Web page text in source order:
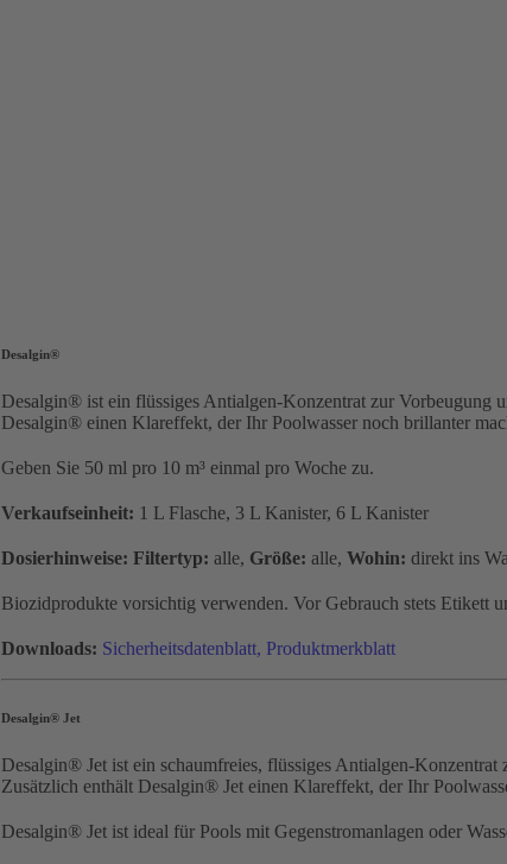
Desalgin®
Desalgin® ist ein flüssiges Antialgen-Konzentrat zur Vorbeugung
Desalgin® einen Klareffekt, der Ihr Poolwasser noch brillanter
Geben Sie 50 ml pro 10 m³ einmal pro Woche zu.
Verkaufseinheit: 1 L Flasche, 3 L Kanister, 6 L Kanister
Dosierhinweise: Filtertyp: alle, Größe: alle, Wohin: direkt ins
Biozidprodukte vorsichtig verwenden. Vor Gebrauch stets Etikett
Downloads: Sicherheitsdatenblatt, Produktmerkblatt
Desalgin® Jet
Desalgin® Jet ist ein schaumfreies, flüssiges Antialgen-
Zusätzlich enthält Desalgin® Jet einen Klareffekt, der Ihr
Desalgin® Jet ist ideal für Pools mit Gegenstromanlagen oder